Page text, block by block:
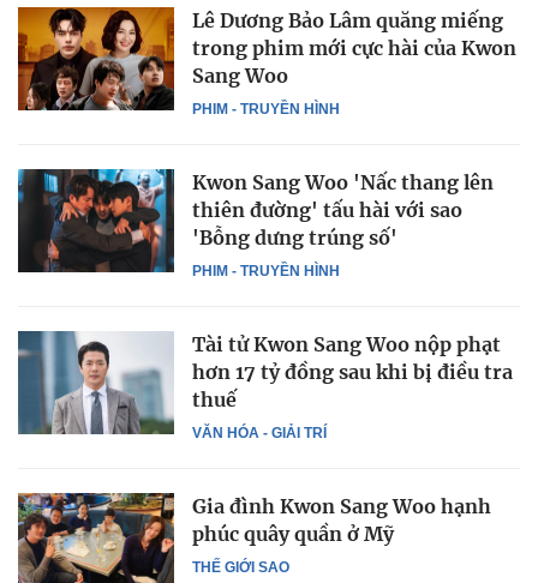
PHIM - TRUYỀN HÌNH
Lê Dương Bảo Lâm quăng miếng
trong phim mới cực hài của Kwon
Sang Woo
PHIM - TRUYỀN HÌNH
Kwon Sang Woo 'Nấc thang lên
thiên đường' tấu hài với sao
'Bỗng dưng trúng số'
VĂN HÓA - GIẢI TRÍ
Tài tử Kwon Sang Woo nộp phạt
hơn 17 tỷ đồng sau khi bị điều tra
thuế
THẾ GIỚI SAO
Gia đình Kwon Sang Woo hạnh
phúc quây quần ở Mỹ